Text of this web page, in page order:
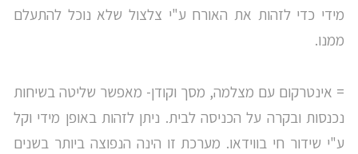
מידי כדי לזהות את האורח ע"י צלצול שלא נוכל להתעלם
ממנו.
= אינטרקום עם מצלמה, מסך וקודן- מאפשר שליטה בשיחות
נכנסות ובקרה על הכניסה לבית. ניתן לזהות באופן מידי וקל
ע"י שידור חי בווידאו. מערכת זו הינה הנפוצה ביותר בשנים